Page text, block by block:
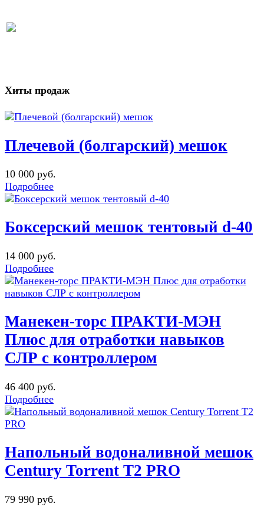
Хиты продаж
Плечевой (болгарский) мешок
10 000 руб.
Подробнее
Боксерский мешок тентовый d-40
14 000 руб.
Подробнее
Манекен-торс ПРАКТИ-МЭН
Плюс для отработки навыков
СЛР с контроллером
46 400 руб.
Подробнее
Напольный водоналивной мешок
Century Torrent T2 PRO
79 990 руб.